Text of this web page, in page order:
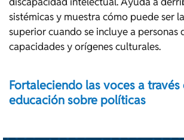
sistémicas y muestra cómo puede ser
superior cuando se incluye a personas
capacidades y orígenes culturales.
Fortaleciendo las voces a través
educación sobre políticas